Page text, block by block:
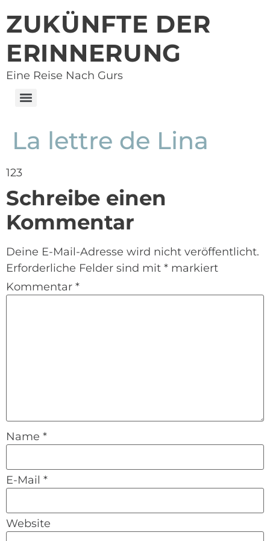
ZUKÜNFTE DER
ERINNERUNG
Eine Reise Nach Gurs
La lettre de Lina
123
Schreibe einen
Kommentar
Deine E-Mail-Adresse wird nicht veröffentlicht.
Erforderliche Felder sind mit * markiert
Kommentar *
Name *
E-Mail *
Website